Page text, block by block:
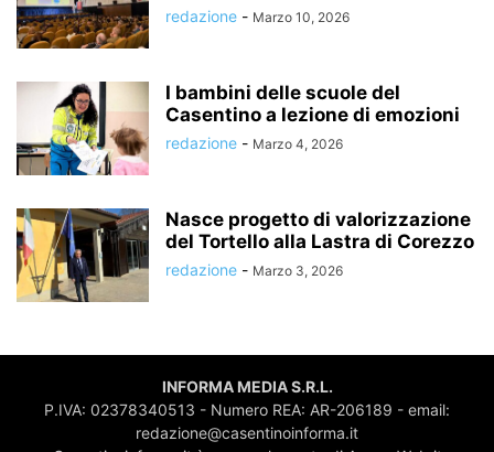
redazione - Marzo 10, 2026
I bambini delle scuole del
Casentino a lezione di emozioni
redazione - Marzo 4, 2026
Nasce progetto di valorizzazione
del Tortello alla Lastra di Corezzo
redazione - Marzo 3, 2026
INFORMA MEDIA S.R.L.
P.IVA: 02378340513 - Numero REA: AR-206189 - email:
redazione@casentinoinforma.it